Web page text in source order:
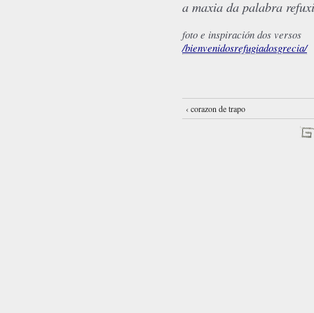
a maxia da palabra
foto e inspiración dos versos
/bienvenidosrefugiadosgrecia/
‹ corazon de trapo